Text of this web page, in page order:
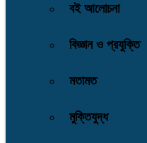
বই আলোচনা
বিজ্ঞান ও প্রযুক্তি
মতামত
মুক্তিযুদ্ধ